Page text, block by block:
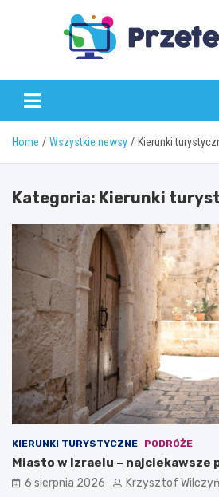
przetestuj.pl
Home Wszystkie newsy Kierunki
Kategoria: Kierunki
KIERUNKI TURYSTYCZNE PODRÓŻE
Miasto w Izraelu – najciekawsze
6 sierpnia 2026 Krzysztof